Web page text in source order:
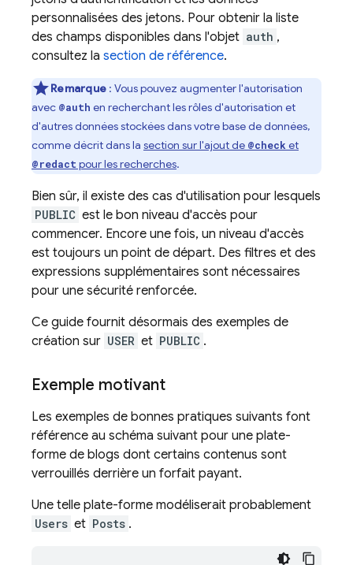
personnalisées des jetons. Pour obtenir la liste
des champs disponibles dans l'objet auth ,
consultez la section de référence.
Remarque : Vous pouvez augmenter l'autorisation
avec @auth en recherchant les rôles d'autorisation et
d'autres données stockées dans votre base de données,
comme décrit dans la section sur l'ajout de @check et
@redact pour les recherches.
Bien sûr, il existe des cas d'utilisation pour lesquels
PUBLIC est le bon niveau d'accès pour
commencer. Encore une fois, un niveau d'accès
est toujours un point de départ. Des filtres et des
expressions supplémentaires sont nécessaires
pour une sécurité renforcée.
Ce guide fournit désormais des exemples de
création sur USER et PUBLIC .
Exemple motivant
Les exemples de bonnes pratiques suivants font
référence au schéma suivant pour une plate-
forme de blogs dont certains contenus sont
verrouillés derrière un forfait payant.
Une telle plate-forme modéliserait probablement
Users et Posts .